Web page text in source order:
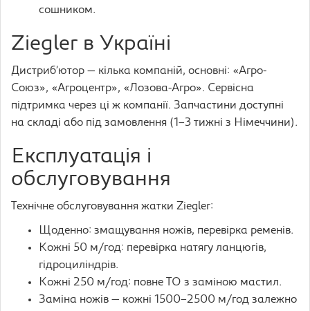
сошником.
Ziegler в Україні
Дистриб’ютор — кілька компаній, основні: «Агро-
Союз», «Агроцентр», «Лозова-Агро». Сервісна
підтримка через ці ж компанії. Запчастини доступні
на складі або під замовлення (1–3 тижні з Німеччини).
Експлуатація і
обслуговування
Технічне обслуговування жатки Ziegler:
Щоденно: змащування ножів, перевірка ременів.
Кожні 50 м/год: перевірка натягу ланцюгів,
гідроциліндрів.
Кожні 250 м/год: повне ТО з заміною мастил.
Заміна ножів — кожні 1500–2500 м/год залежно